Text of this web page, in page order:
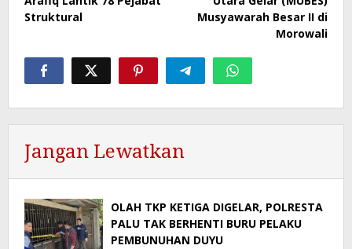
Struktural
Musyawarah Besar II di
Morowali
Jangan Lewatkan
OLAH TKP KETIGA DIGELAR, POLRESTA
PALU TAK BERHENTI BURU PELAKU
PEMBUNUHAN DUYU